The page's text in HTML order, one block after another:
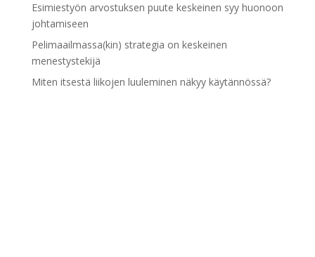
Esimiestyön arvostuksen puute keskeinen syy huonoon
johtamiseen
Pelimaailmassa(kin) strategia on keskeinen
menestystekijä
Miten itsestä liikojen luuleminen näkyy käytännössä?